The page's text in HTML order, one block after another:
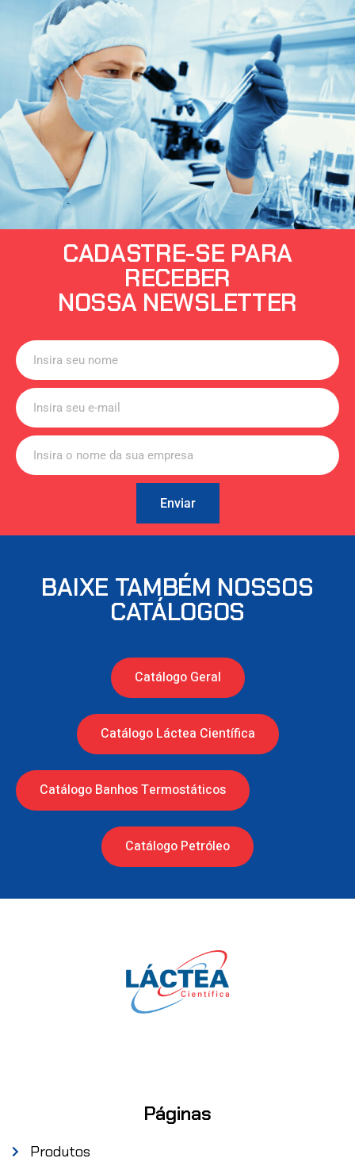
CADASTRE-SE PARA
RECEBER
NOSSA NEWSLETTER
Enviar
BAIXE TAMBÉM NOSSOS
CATÁLOGOS
Catálogo Geral
Catálogo Láctea Científica
Catálogo Banhos Termostáticos
Catálogo Petróleo
Páginas
Produtos